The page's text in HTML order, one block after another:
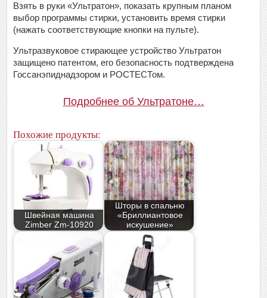
Взять в руки «Ультратон», показать крупным планом
выбор программы стирки, установить время стирки
(нажать соответствующие кнопки на пульте).
Ультразвуковое стирающее устройство Ультратон
защищено патентом, его безопасность подтверждена
Госсанэпиднадзором и РОСТЕСТом.
Подробнее об Ультратоне…
Похожие продукты:
Швейная машина
Zimber Zm-10920
Шторы в спальню
«Бриллиантовое
искушение»